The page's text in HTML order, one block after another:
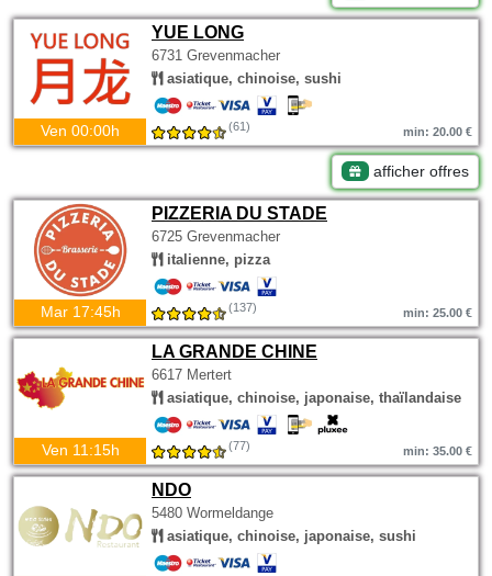
YUE LONG
6731 Grevenmacher
asiatique, chinoise, sushi
Ven 00:00h (61) min: 20.00 €
afficher offres
PIZZERIA DU STADE
6725 Grevenmacher
italienne, pizza
Mar 17:45h (137) min: 25.00 €
LA GRANDE CHINE
6617 Mertert
asiatique, chinoise, japonaise, thaïlandaise
Ven 11:15h (77) min: 35.00 €
NDO
5480 Wormeldange
asiatique, chinoise, japonaise, sushi